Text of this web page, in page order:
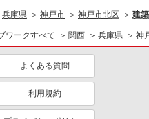
兵庫県 神戸市 神戸市北区 建
ワークすべて 関西 兵庫県 神
よくある質問
利用規約